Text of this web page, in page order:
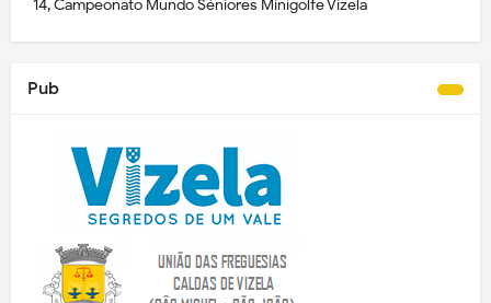
14, Campeonato Mundo Séniores Minigolfe Vizela
Pub